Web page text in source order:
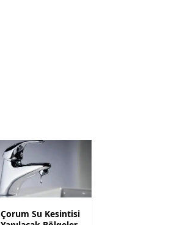
Çorum Su Kesintisi